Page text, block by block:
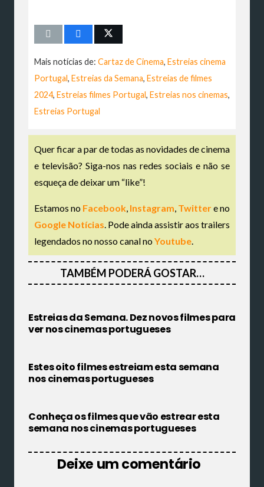
Mais notícias de: Cartaz de Cinema, Estreias cinema
Portugal, Estreias da Semana, Estreias de filmes
2024, Estreias filmes Portugal, Estreias nos cinemas,
Estreias Portugal
Quer ficar a par de todas as novidades de cinema
e televisão? Siga-nos nas redes sociais e não se
esqueça de deixar um “like”!
Estamos no Facebook, Instagram, Twittere no
Google Notícias. Pode ainda assistir aos trailers
legendados no nosso canal noYoutube.
TAMBÉM PODERÁ GOSTAR…
Estreias da Semana. Dez novos filmes para
ver nos cinemas portugueses
Estes oito filmes estreiam esta semana
nos cinemas portugueses
Conheça os filmes que vão estrear esta
semana nos cinemas portugueses
Deixe um comentário